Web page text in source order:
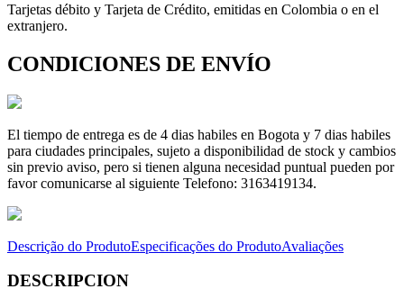
Tarjetas débito y Tarjeta de Crédito, emitidas en Colombia o en el
extranjero.
CONDICIONES DE ENVÍO
El tiempo de entrega es de 4 dias habiles en Bogota y 7 dias habiles
para ciudades principales, sujeto a disponibilidad de stock y cambios
sin previo aviso, pero si tienen alguna necesidad puntual pueden por
favor comunicarse al siguiente Telefono: 3163419134.
Descrição do ProdutoEspecificações do ProdutoAvaliações
DESCRIPCION